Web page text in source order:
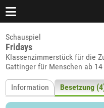
Schauspiel
Fridays
Klassenzimmerstück für die
Gattinger für Menschen ab
Information Besetzung